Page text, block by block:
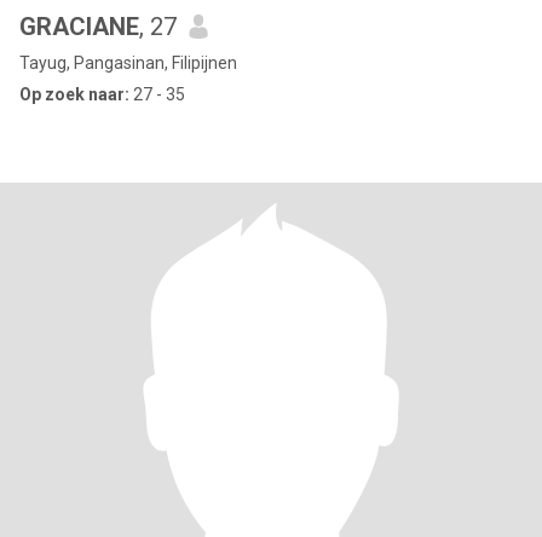
GRACIANE, 27
Tayug, Pangasinan, Filipijnen
Op zoek naar: 27 - 35